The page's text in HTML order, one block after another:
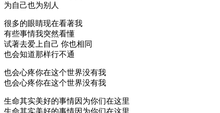
为自己也为别人
很多的眼睛现在看著我
有些事情我突然看懂
试著去爱上自己 你也相同
也会知道那样行不通
也会心疼你在这个世界没有我
也会心疼你在这个世界没有我
生命其实美好的事情因为你们在这里